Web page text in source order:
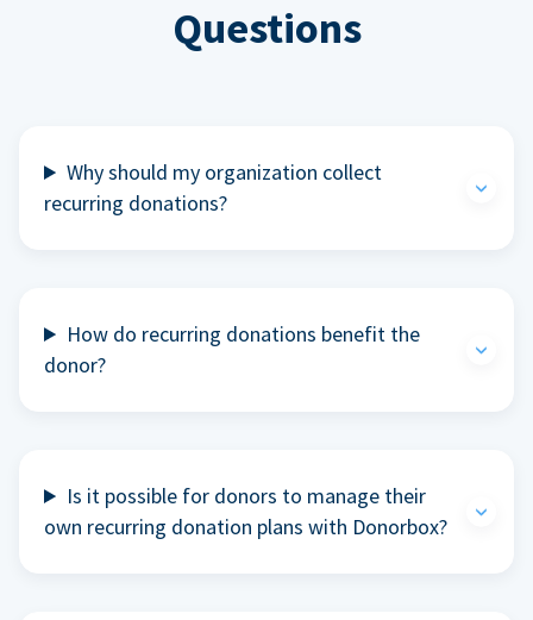
Questions
Why should my organization collect
recurring donations?
How do recurring donations benefit the
donor?
Is it possible for donors to manage their
own recurring donation plans with Donorbox?